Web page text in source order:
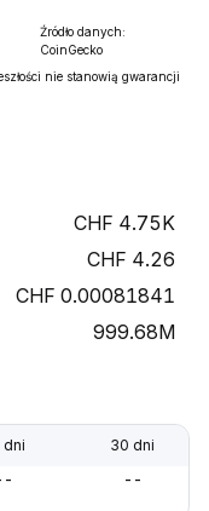
Źródło danych:
CoinGecko
nie stanowią gwarancji
4.75K
4.26
0.00081841
999.68M
dni 30 dni
--